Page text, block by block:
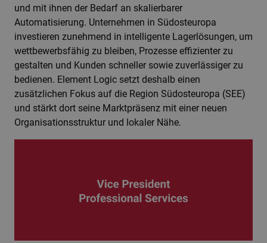
und mit ihnen der Bedarf an skalierbarer
Automatisierung. Unternehmen in Südosteuropa
investieren zunehmend in intelligente Lagerlösungen, um
wettbewerbsfähig zu bleiben, Prozesse effizienter zu
gestalten und Kunden schneller sowie zuverlässiger zu
bedienen. Element Logic setzt deshalb einen
zusätzlichen Fokus auf die Region Südosteuropa (SEE)
und stärkt dort seine Marktpräsenz mit einer neuen
Organisationsstruktur und lokaler Nähe.